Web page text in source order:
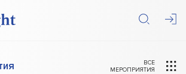
ВСЕ
МЕРОПРИЯТИЯ